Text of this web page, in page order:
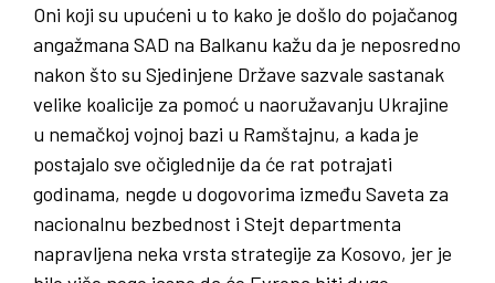
Oni koji su upućeni u to kako je došlo do pojačanog
angažmana SAD na Balkanu kažu da je neposredno
nakon što su Sjedinjene Države sazvale sastanak
velike koalicije za pomoć u naoružavanju Ukrajine
u nemačkoj vojnoj bazi u Ramštajnu, a kada je
postajalo sve očiglednije da će rat potrajati
godinama, negde u dogovorima između Saveta za
nacionalnu bezbednost i Stejt departmenta
napravljena neka vrsta strategije za Kosovo, jer je